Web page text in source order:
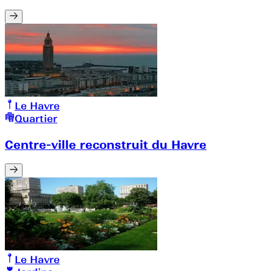
Le Havre
Quartier
Centre-ville reconstruit du Havre
Le Havre